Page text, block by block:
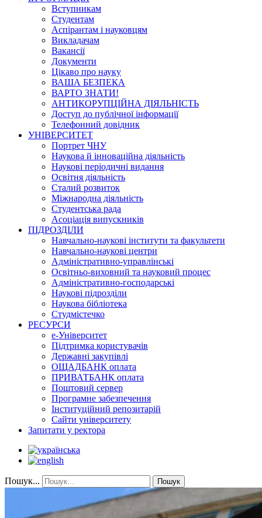
Вступникам
Студентам
Аспірантам і науковцям
Викладачам
Вакансії
Документи
Цікаво про науку
ВАША БЕЗПЕКА
ВАРТО ЗНАТИ!
АНТИКОРУПЦІЙНА ДІЯЛЬНІСТЬ
Доступ до публічної інформації
Телефонний довідник
УНІВЕРСИТЕТ
Портрет ЧНУ
Наукова й інноваційна діяльність
Наукові періодичні видання
Освітня діяльність
Сталий розвиток
Міжнародна діяльність
Студентська рада
Асоціація випускників
ПІДРОЗДІЛИ
Навчально-наукові інститути та факультети
Навчально-наукові центри
Адміністративно-управлінські
Освітньо-виховний та науковий процес
Адміністративно-господарські
Наукові підрозділи
Наукова бібліотека
Студмістечко
РЕСУРСИ
е-Університет
Підтримка користувачів
Державні закупівлі
ОЩАДБАНК оплата
ПРИВАТБАНК оплата
Поштовий сервер
Програмне забезпечення
Інституційний репозитарій
Сайти університету
Запитати у ректора
Пошук... Пошук